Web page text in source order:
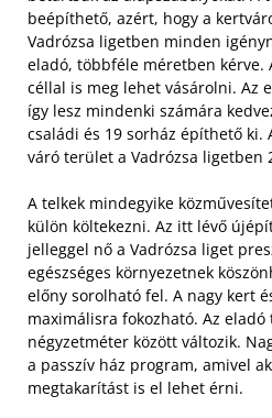
beépíthető, azért, hogy a
Vadrózsa ligetben minden
eladó, többféle méretben kérve.
céllal is meg lehet vásárolni. Az
így lesz mindenki számára
családi és 19 sorház építhető ki.
váró terület a Vadrózsa ligetben
A telkek mindegyike
külön költekezni. Az itt lévő
jelleggel nő a Vadrózsa liget
egészséges környezetnek
előny sorolható fel. A nagy kert
maximálisra fokozható. Az eladó
négyzetméter között változik.
a passzív ház program, amivel
megtakarítást is el lehet érni.